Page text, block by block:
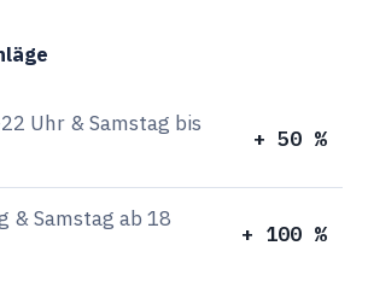
Uhr & Samstag bis
+ 50 %
& Samstag ab 18
+ 100 %